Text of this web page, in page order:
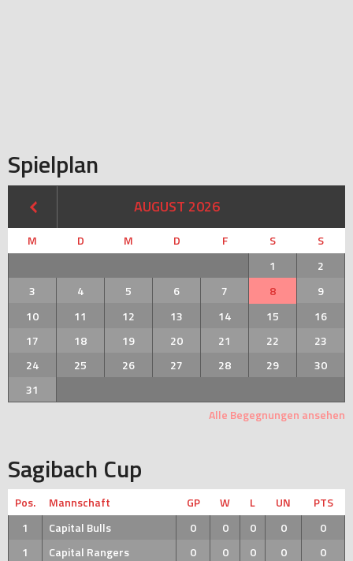
Spielplan
AUGUST 2026
M D M D F S
S
1
2
3
4 5 6 7 8
9
10
11 12 13 14 15
16
17
18 19 20 21 22
23
24
25 26 27 28 29
30
31
Alle Begegnungen ansehen
Sagibach Cup
Pos. Mannschaft GP W L UN
PTS
1
Capital Bulls 0 0 0 0
0
1
Capital Rangers 0 0 0 0 0